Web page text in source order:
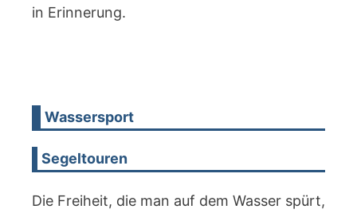
in Erinnerung.
Wassersport
Segeltouren
Die Freiheit, die man auf dem Wasser spürt,